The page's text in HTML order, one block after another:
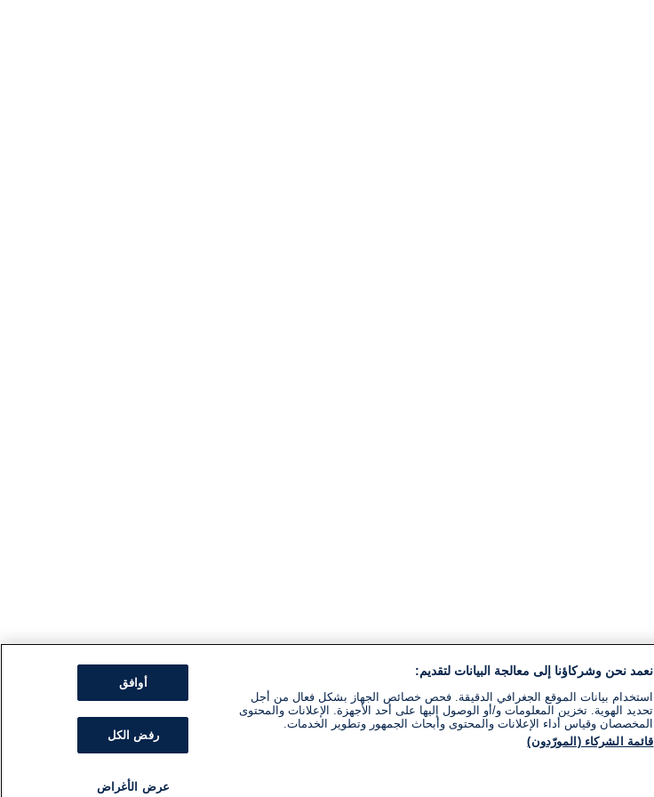
نعمد نحن وشركاؤنا إلى معالجة البيانات لتقديم:
استخدام بيانات الموقع الجغرافي الدقيقة. فحص خصائص الجهاز بشكل فعال من أجل
تحديد الهوية. تخزين المعلومات و/أو الوصول إليها على أحد الأجهزة. الإعلانات والمحتوى
المخصصان وقياس أداء الإعلانات والمحتوى وأبحاث الجمهور وتطوير الخدمات.
قائمة الشركاء (المورّدون)
أوافق
رفض الكل
عرض الأغراض